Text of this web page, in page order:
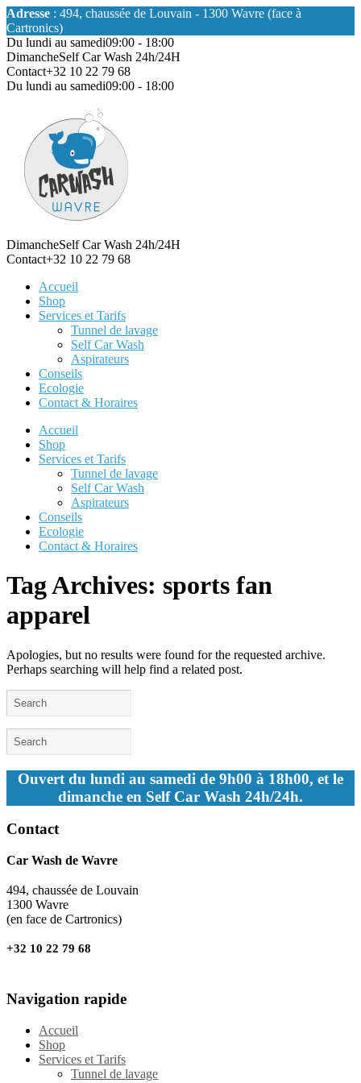
Adresse : 494, chaussée de Louvain - 1300 Wavre (face à
Cartronics)
Du lundi au samedi09:00 - 18:00
DimancheSelf Car Wash 24h/24H
Contact+32 10 22 79 68
Du lundi au samedi09:00 - 18:00
DimancheSelf Car Wash 24h/24H
Contact+32 10 22 79 68
Accueil
Shop
Services et Tarifs
Tunnel de lavage
Self Car Wash
Aspirateurs
Conseils
Ecologie
Contact & Horaires
Accueil
Shop
Services et Tarifs
Tunnel de lavage
Self Car Wash
Aspirateurs
Conseils
Ecologie
Contact & Horaires
Tag Archives: sports fan
apparel
Apologies, but no results were found for the requested archive.
Perhaps searching will help find a related post.
Ouvert du lundi au samedi de 9h00 à 18h00, et le
dimanche en Self Car Wash 24h/24h.
Contact
Car Wash de Wavre
494, chaussée de Louvain
1300 Wavre
(en face de Cartronics)
+32 10 22 79 68
Navigation rapide
Accueil
Shop
Services et Tarifs
Tunnel de lavage